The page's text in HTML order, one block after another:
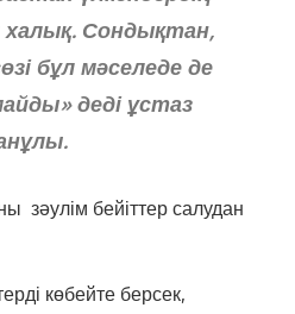
халық. Сондықтан,
бұл мәселеде де
деді ұстаз
зәулім бейіттер салудан
көбейте берсек,